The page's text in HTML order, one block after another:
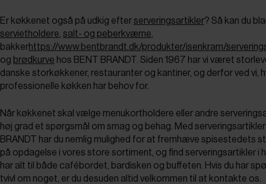
Er køkkenet også på udkig efterserveringsartikler? Så kan du
servietholdere salt- og peberkværne
bakkerhttps://www.bentbrandt.dk/produkter/isenkram/
og brødkurve hos BENT BRANDT. Siden 1967 har vi været
danske storkøkkener, restauranter og kantiner, og derfor ved vi,
professionelle køkken har behov for.
Når køkkenet skal vælge menukortholdere eller andre
høj grad et spørgsmål om smag og behag. Med
BRANDT har du nemlig mulighed for at fremhæve spisestedets
på opdagelse i vores store sortiment, og find serveringsartikler i
har alt til både cafébordet, bardisken og buffeten. Hvis du har
tvivl om noget, er du desuden altid velkommen til at kontakte os.